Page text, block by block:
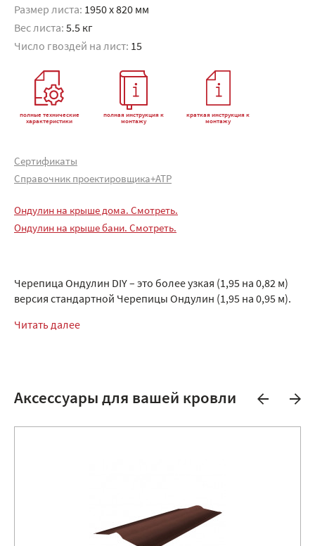
Размер листа: 1950 x 820 мм
Вес листа: 5.5 кг
Число гвоздей на лист: 15
полные технические
характеристики
полная инструкция к
монтажу
краткая инструкция к
монтажу
Сертификаты
Справочник проектировщика+АТР
Ондулин на крыше дома. Смотреть.
Ондулин на крыше бани. Смотреть.
Черепица Ондулин DIY – это более узкая (1,95 на 0,82 м)
версия стандартной Черепицы Ондулин (1,95 на 0,95 м).
Читать далее
Аксессуары для вашей кровли